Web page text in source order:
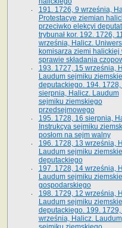
191. 1726, 9 września,
Protestacye ziemian
przeciwko elekcyi
trybunał kor. 192. 1726,
września, Halicz.
komisarza ziemi halickiej
sprawie składania
193. 1727, 15 września,
Laudum sejmiku
deputackiego. 194. 1728,
sierpnia, Halicz. Laudum
sejmiku ziemskiego
przedsejmowego
195. 1728, 16 sierpnia,
Instrukcya sejmiku
posłom na sejm walny
196. 1728, 13 września,
Laudum sejmiku
deputackiego
197. 1728, 14 września,
Laudum sejmiku
gospodarskiego
198. 1729, 12 września,
Laudum sejmiku
deputackiego. 199. 1729,
września, Halicz. Laudum